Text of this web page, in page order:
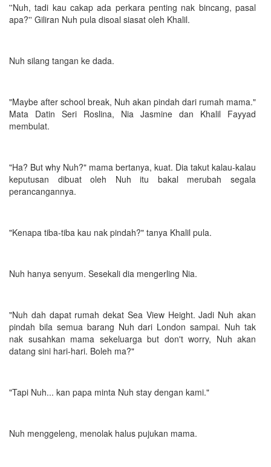
''Nuh, tadi kau cakap ada perkara penting nak bincang, pasal
apa?'' Giliran Nuh pula disoal siasat oleh Khalil.
Nuh silang tangan ke dada.
"Maybe after school break, Nuh akan pindah dari rumah mama."
Mata Datin Seri Roslina, Nia Jasmine dan Khalil Fayyad
membulat.
"Ha? But why Nuh?" mama bertanya, kuat. Dia takut kalau-kalau
keputusan dibuat oleh Nuh itu bakal merubah segala
perancangannya.
"Kenapa tiba-tiba kau nak pindah?" tanya Khalil pula.
Nuh hanya senyum. Sesekali dia mengerling Nia.
"Nuh dah dapat rumah dekat Sea View Height. Jadi Nuh akan
pindah bila semua barang Nuh dari London sampai. Nuh tak
nak susahkan mama sekeluarga but don't worry, Nuh akan
datang sini hari-hari. Boleh ma?"
"Tapi Nuh... kan papa minta Nuh stay dengan kami."
Nuh menggeleng, menolak halus pujukan mama.